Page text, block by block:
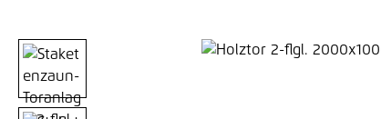
Bildergalerie überspringen